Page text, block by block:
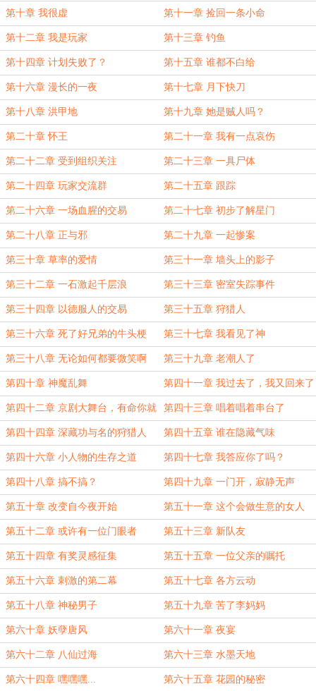
第十章 我很虚 第十一章 捡回一条小命
第十二章 我是玩家 第十三章 钓鱼
第十四章 计划失败了？ 第十五章 谁都不白给
第十六章 漫长的一夜 第十七章 月下快刀
第十八章 洪甲地 第十九章 她是贼人吗？
第二十章 怀王 第二十一章 我有一点哀伤
第二十二章 受到组织关注 第二十三章 一具尸体
第二十四章 玩家交流群 第二十五章 跟踪
第二十六章 一场血腥的交易 第二十七章 初步了解星门
第二十八章 正与邪 第二十九章 一起惨案
第三十章 草率的爱情 第三十一章 墙头上的影子
第三十二章 一石激起千层浪 第三十三章 密室失踪事件
第三十四章 以德服人的交易 第三十五章 狩猎人
第三十六章 死了好兄弟的牛头梗 第三十七章 我看见了神
第三十八章 无论如何都要微笑啊 第三十九章 老潮人了
第四十章 神魔乱舞 第四十一章 我过去了，我又回来了
第四十二章 京剧大舞台，有命你就
来
第四十三章 唱着唱着串台了
第四十四章 深藏功与名的狩猎人 第四十五章 谁在隐藏气味
第四十六章 小人物的生存之道 第四十七章 我答应你了吗？
第四十八章 搞不搞？ 第四十九章 一门开，寂静无声
第五十章 改变自今夜开始 第五十一章 这个会做生意的女人
第五十二章 或许有一位门眼者 第五十三章 新队友
第五十四章 有奖灵感征集 第五十五章 一位父亲的嘱托
第五十六章 刺激的第二幕 第五十七章 各方云动
第五十八章 神秘男子 第五十九章 苦了李妈妈
第六十章 妖孽唐风 第六十一章 夜宴
第六十二章 八仙过海 第六十三章 水墨天地
第六十四章 嘿嘿嘿... 第六十五章 花园的秘密